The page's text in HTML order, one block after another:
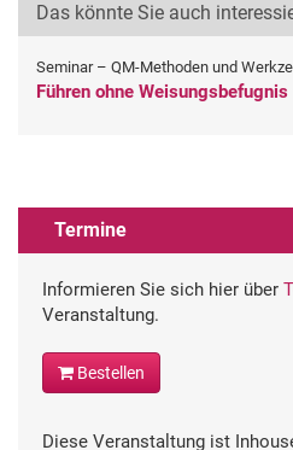
Das könnte Sie auch
Seminar – QM-Methoden und
Führen ohne Weisungsbefugnis
Termine
Informieren Sie sich hier über
Veranstaltung.
Bestellen
Diese Veranstaltung ist